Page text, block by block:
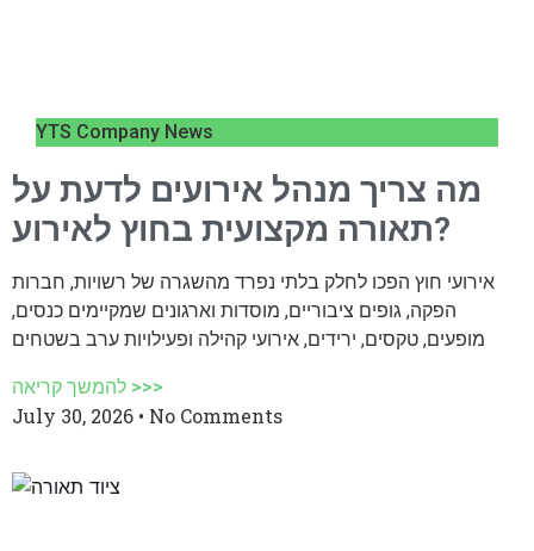
YTS Company News
מה צריך מנהל אירועים לדעת על
תאורה מקצועית בחוץ לאירוע?
אירועי חוץ הפכו לחלק בלתי נפרד מהשגרה של רשויות, חברות
הפקה, גופים ציבוריים, מוסדות וארגונים שמקיימים כנסים,
מופעים, טקסים, ירידים, אירועי קהילה ופעילויות ערב בשטחים
להמשך קריאה >>>
July 30, 2026 No Comments